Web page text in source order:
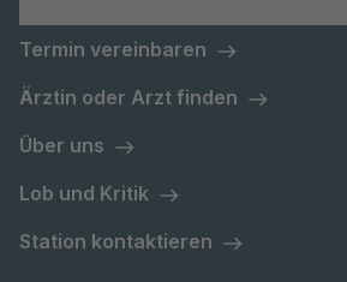
Termin vereinbaren
Ärztin oder Arzt finden
Über uns
Lob und Kritik
Station kontaktieren